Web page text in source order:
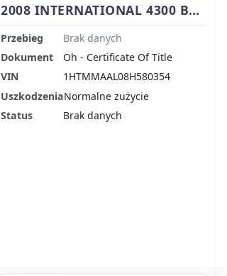
2008 INTERNATIONAL 4300 BOX TRUCK
Przebieg
Brak danych
Dokument
Oh - Certificate Of Title
VIN
1HTMMAAL08H580354
UszkodzeniaNormalne zużycie
Status
Brak danych